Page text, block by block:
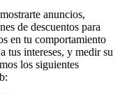
anuncios,
de descuentos para
en tu comportamiento
tus intereses, y medir su
los siguientes